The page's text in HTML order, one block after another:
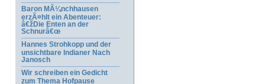
Baron MÃ¼nchhausen
erzÃ¤hlt ein Abenteuer:
â€žDie Enten an der
Schnurâ€œ
Hannes Strohkopp und der
unsichtbare Indianer Nach
Janosch
Wir schreiben ein Gedicht
zum Thema Hofpause